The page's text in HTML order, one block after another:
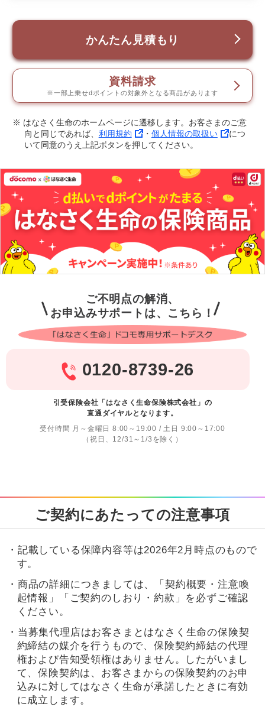
かんたん見積もり
資料請求
※一部上乗せdポイントの対象外となる商品があります
※ はなさく生命のホームページに遷移します。お客さまのご意
向と同じであれば、 利用規約 ・ 個人情報の取扱い
につ
いて同意のうえ上記ボタンを押してください。
ご不明点の解消、
お申込みサポートは、こちら！
0120-8739-26
引受保険会社「はなさく生命保険株式会社」の
直通ダイヤルとなります。
受付時間 月～金曜日 8:00～19:00 / 土日 9:00～17:00
（祝日、12/31～1/3を除く）
ご契約にあたっての注意事項
・記載している保障内容等は2026年2月時点のもので
す。
・商品の詳細につきましては、「契約概要・注意喚
起情報」「ご契約のしおり・約款」を必ずご確認
ください。
・当募集代理店はお客さまとはなさく生命の保険契
約締結の媒介を行うもので、保険契約締結の代理
権および告知受領権はありません。したがいまし
て、保険契約は、お客さまからの保険契約のお申
込みに対してはなさく生命が承諾したときに有効
に成立します。